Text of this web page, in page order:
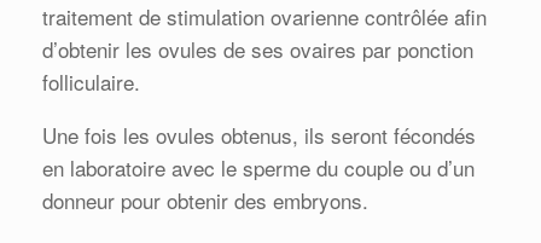
traitement de stimulation ovarienne contrôlée afin
d’obtenir les ovules de ses ovaires par ponction
folliculaire.
Une fois les ovules obtenus, ils seront fécondés
en laboratoire avec le sperme du couple ou d’un
donneur pour obtenir des embryons.